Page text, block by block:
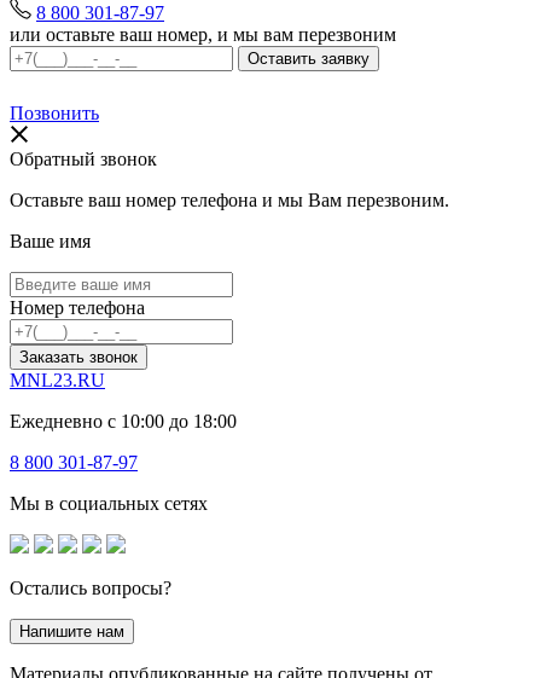
8 800 301-87-97
или оставьте ваш номер, и мы вам перезвоним
Позвонить
Обратный звонок
Оставьте ваш номер телефона и мы Вам перезвоним.
Ваше имя
Номер телефона
Заказать звонок
MNL23.RU
Ежедневно с 10:00 до 18:00
8 800 301-87-97
Мы в социальных сетях
Остались вопросы?
Напишите нам
Материалы опубликованные на сайте получены от